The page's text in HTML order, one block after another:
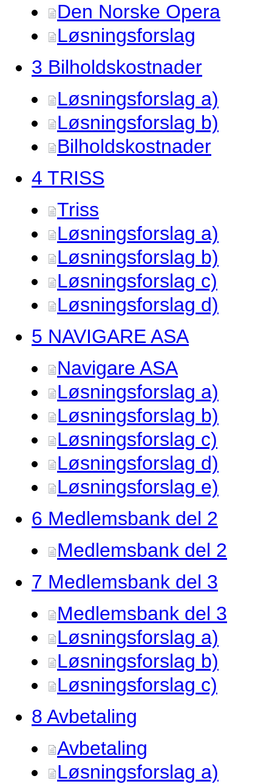
Den Norske Opera
Løsningsforslag
3 Bilholdskostnader
Løsningsforslag a)
Løsningsforslag b)
Bilholdskostnader
4 TRISS
Triss
Løsningsforslag a)
Løsningsforslag b)
Løsningsforslag c)
Løsningsforslag d)
5 NAVIGARE ASA
Navigare ASA
Løsningsforslag a)
Løsningsforslag b)
Løsningsforslag c)
Løsningsforslag d)
Løsningsforslag e)
6 Medlemsbank del 2
Medlemsbank del 2
7 Medlemsbank del 3
Medlemsbank del 3
Løsningsforslag a)
Løsningsforslag b)
Løsningsforslag c)
8 Avbetaling
Avbetaling
Løsningsforslag a)